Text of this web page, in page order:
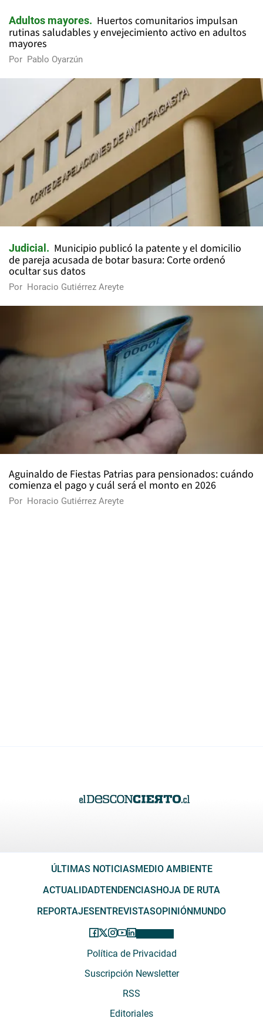
Adultos mayores
Huertos comunitarios impulsan
rutinas saludables y envejecimiento activo en adultos
mayores
Por Pablo Oyarzún
Judicial
Municipio publicó la patente y el domicilio
de pareja acusada de botar basura: Corte ordenó
ocultar sus datos
Por Horacio Gutiérrez Areyte
Aguinaldo de Fiestas Patrias para pensionados: cuándo
comienza el pago y cuál será el monto en 2026
Por Horacio Gutiérrez Areyte
ÚLTIMAS NOTICIASMEDIO AMBIENTE
ACTUALIDADTENDENCIASHOJA DE RUTA
REPORTAJESENTREVISTASOPINIÓNMUNDO
Política de Privacidad
Suscripción Newsletter
RSS
Editoriales